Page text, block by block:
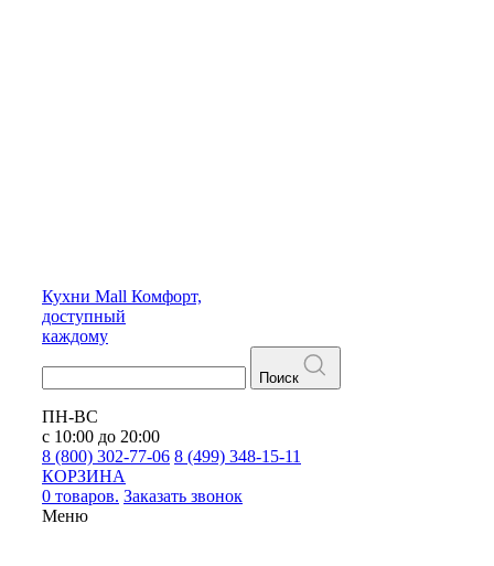
Кухни Mall Комфорт,
доступный
каждому
Поиск
ПН-ВС
с 10:00 до 20:00
8 (800) 302-77-06 8 (499) 348-15-11
КОРЗИНА
0 товаров. Заказать звонок
Меню